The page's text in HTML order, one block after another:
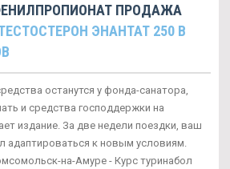
ПРОДАЖА
ЭНАНТАТ 250 В
останутся у фонда-санатора,
и средства господдержки на
издание. За две недели поездки, ваш
адаптироваться к новым условиям.
на-Амуре - Курс туринабол